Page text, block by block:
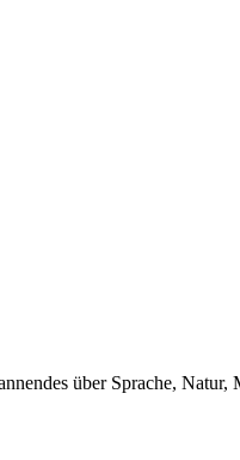
über Sprache,